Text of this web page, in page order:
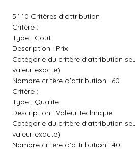
5.1.10 Critères d'attribution
Critère :
Type : Coût
Description : Prix
Catégorie du critère d'attribution
valeur exacte)
Nombre critère d'attribution : 60
Critère :
Type : Qualité
Description : Valeur technique
Catégorie du critère d'attribution
valeur exacte)
Nombre critère d'attribution : 40